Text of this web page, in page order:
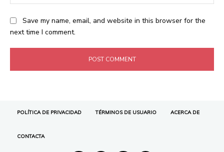
POLÍTICA DE PRIVACIDAD TÉRMINOS DE USUARIO ACERCA DE
CONTACTA